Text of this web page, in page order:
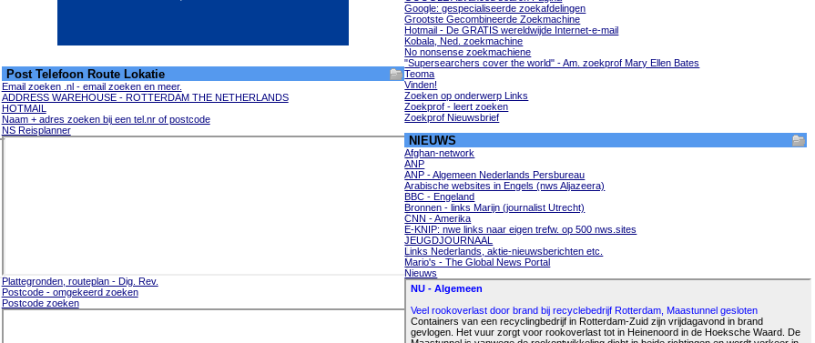
Post Telefoon Route Lokatie
Email zoeken .nl - email zoeken en meer.
ADDRESS WAREHOUSE - ROTTERDAM THE NETHERLANDS
HOTMAIL
Naam + adres zoeken bij een tel.nr of postcode
NS Reisplanner
Plattegronden, routeplan - Dig. Rev.
Postcode - omgekeerd zoeken
Postcode zoeken
Google: gespecialiseerde zoekafdelingen
Grootste Gecombineerde Zoekmachine
Hotmail - De GRATIS wereldwijde Internet-e-mail
Kobala, Ned. zoekmachine
No nonsense zoekmachiene
"Supersearchers cover the world" - Am. zoekprof Mary Ellen Bates
Teoma
Vinden!
Zoeken op onderwerp Links
Zoekprof - leert zoeken
Zoekprof Nieuwsbrief
NIEUWS
Afghan-network
ANP
ANP - Algemeen Nederlands Persbureau
Arabische websites in Engels (nws Aljazeera)
BBC - Engeland
Bronnen - links Marijn (journalist Utrecht)
CNN - Amerika
E-KNIP: nwe links naar eigen trefw. op 500 nws.sites
JEUGDJOURNAAL
Links Nederlands, aktie-nieuwsberichten etc.
Mario's - The Global News Portal
Nieuws